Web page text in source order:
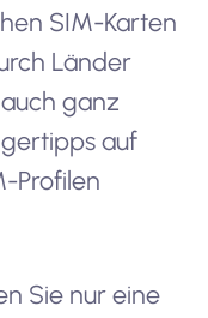
SIM-Karten
Länder
ganz
auf
Profilen
Sie nur eine